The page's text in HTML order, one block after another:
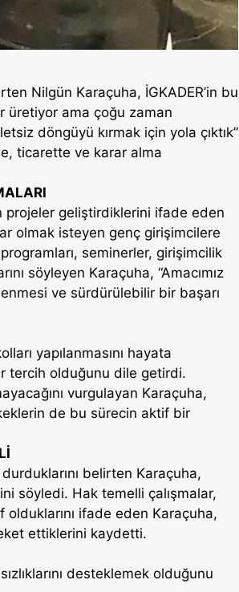
Nilgün Karaçuha, İGKADER’in bu
üretiyor ama çoğu zaman
döngüyü kırmak için yola çıktık”
ticarette ve karar alma
projeler geliştirdiklerini ifade eden
olmak isteyen genç girişimcilere
seminerler, girişimcilik
söyleyen Karaçuha, “Amacımız
ve sürdürülebilir bir başarı
yapılanmasını hayata
tercih olduğunu dile getirdi.
vurgulayan Karaçuha,
de bu sürecin aktif bir
belirten Karaçuha,
söyledi. Hak temelli çalışmalar,
ifade eden Karaçuha,
ettiklerini kaydetti.
desteklemek olduğunu